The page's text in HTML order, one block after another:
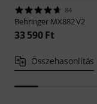
84
Behringer MX882 V2
33 590 Ft
Összehasonlítás